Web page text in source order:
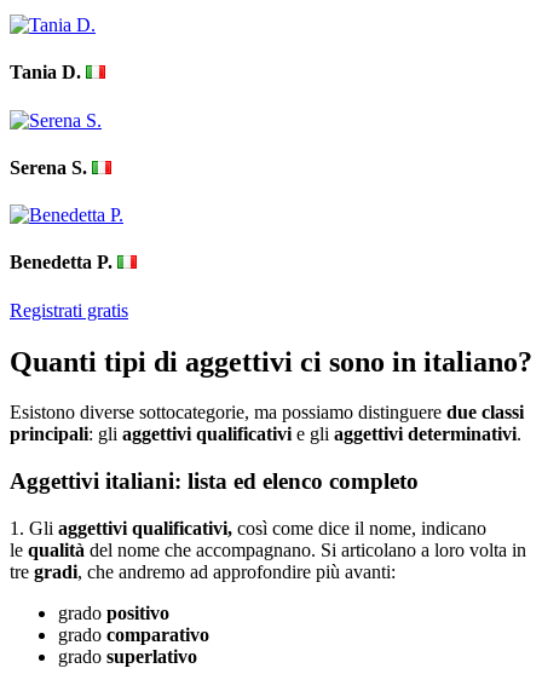
Tania D.
Serena S.
Benedetta P.
Registrati gratis
Quanti tipi di aggettivi ci sono in italiano?
Esistono diverse sottocategorie, ma possiamo distinguere due classi
principali: gli aggettivi qualificativie gli aggettivi determinativi.
Aggettivi italiani: lista ed elenco completo
1. Gli aggettivi qualificativi, così come dice il nome, indicano
le qualità del nome che accompagnano. Si articolano a loro volta in
tre gradi, che andremo ad approfondire più avanti:
grado positivo
grado comparativo
grado superlativo